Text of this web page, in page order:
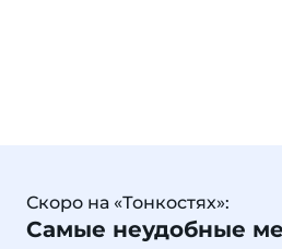
Скоро на «Тонкостях»:
Самые неудобные